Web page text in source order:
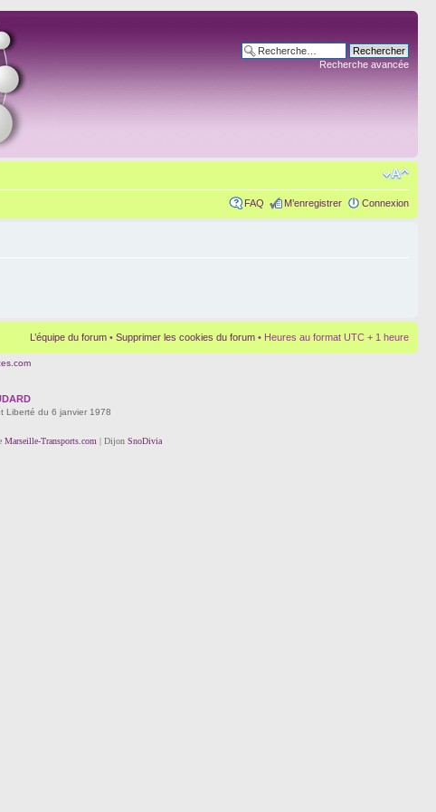
Recherche avancée
FAQ M’enregistrer Connexion
L’équipe du forum • Supprimer les cookies du forum • Heures au format UTC + 1 heure
Liberté du 6 janvier 1978
Marseille-Transports.com | Dijon SnoDivia